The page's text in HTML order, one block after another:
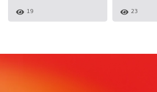
19 23